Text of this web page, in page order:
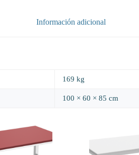
Información adicional
169 kg
100 × 60 × 85 cm